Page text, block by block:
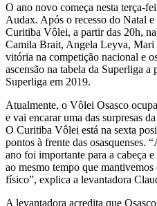
O ano novo começa nesta terça-
Audax. Após o recesso do Natal
Curitiba Vôlei, a partir das 20h,
Camila Brait, Angela Leyva, Mari
vitória na competição nacional e
ascensão na tabela da Superliga
Superliga em 2019.
Atualmente, o Vôlei Osasco
e vai encarar uma das surpresas
O Curitiba Vôlei está na sexta
pontos à frente das osasquenses.
ano foi importante para a cabeça
ao mesmo tempo que
físico”, explica a levantadora
A levantadora acredita que